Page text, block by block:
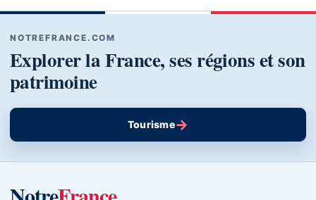
NOTREFRANCE.COM
Explorer la France, ses régions et son
patrimoine
Tourisme→